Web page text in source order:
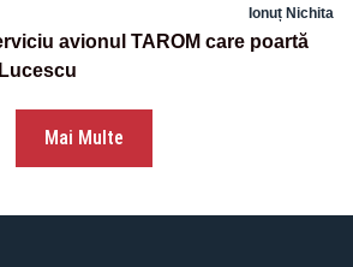
Ionuț Nichita
avionul TAROM care poartă
Mai Multe